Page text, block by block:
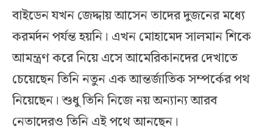
বাইডেন যখন জেদ্দায় আসেন তাদের দুজনের মধ্যে
করমর্দন পর্যন্ত হয়নি। এখন মোহামেদ সালমান শিকে
আমন্ত্রণ করে নিয়ে এসে আমেরিকানদের দেখাতে
চেয়েছেন তিনি নতুন এক আন্তর্জাতিক সম্পর্কের পথ
নিয়েছেন। শুধু তিনি নিজে নয় অন্যান্য আরব
নেতাদেরও তিনি এই পথে আনছেন।